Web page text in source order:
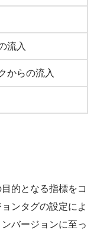
流入
からの流入
的となる指標をコ
ンタグの設定によ
バージョンに至っ